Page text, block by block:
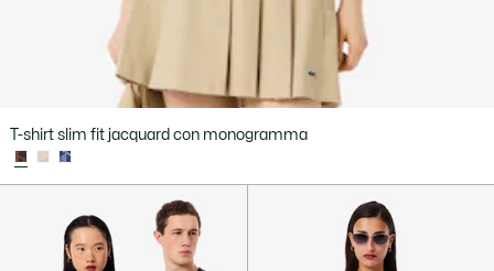
T-shirt slim fit jacquard con monogramma